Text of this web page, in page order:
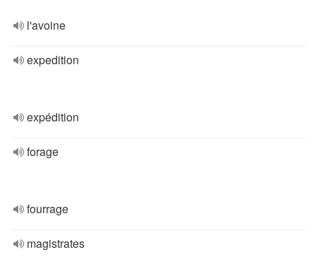
l'avoine
expedition
expédition
forage
fourrage
magistrates